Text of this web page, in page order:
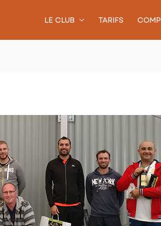
LE CLUB TARIFS